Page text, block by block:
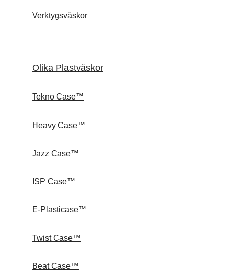
Verktygsväskor
Olika Plastväskor
Tekno Case™
Heavy Case™
Jazz Case™
ISP Case™
E-Plasticase™
Twist Case™
Beat Case™